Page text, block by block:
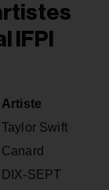
IFPI
Artiste
Taylor Swift
Canard
DIX-SEPT